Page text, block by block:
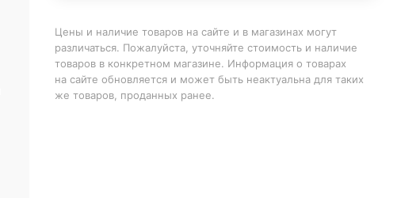
Цены и наличие товаров на сайте и в магазинах могут
различаться. Пожалуйста, уточняйте стоимость и наличие
товаров в конкретном магазине. Информация о товарах
на сайте обновляется и может быть неактуальна для таких
же товаров, проданных ранее.